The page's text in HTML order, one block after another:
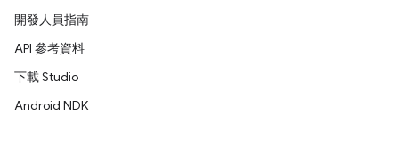
開發人員指南
API 參考資料
下載 Studio
Android NDK